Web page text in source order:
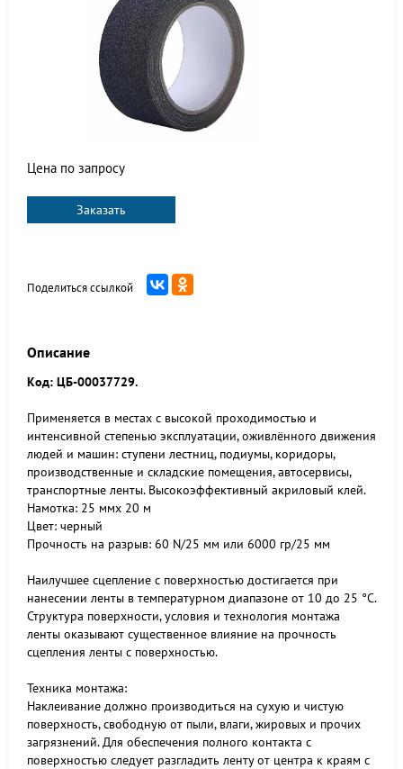
Цена по запросу
Заказать
Поделиться ссылкой
Описание
Код: ЦБ-00037729.
Применяется в местах с высокой проходимостью и
интенсивной степенью эксплуатации, оживлённого движения
людей и машин: ступени лестниц, подиумы, коридоры,
производственные и складские помещения, автосервисы,
транспортные ленты. Высокоэффективный акриловый клей.
Намотка: 25 ммх 20 м
Цвет: черный
Прочность на разрыв: 60 N/25 мм или 6000 гр/25 мм
Наилучшее сцепление с поверхностью достигается при
нанесении ленты в температурном диапазоне от 10 до 25 °С.
Структура поверхности, условия и технология монтажа
ленты оказывают существенное влияние на прочность
сцепления ленты с поверхностью.
Техника монтажа:
Наклеивание должно производиться на сухую и чистую
поверхность, свободную от пыли, влаги, жировых и прочих
загрязнений. Для обеспечения полного контакта с
поверхностью следует разгладить ленту от центра к краям с